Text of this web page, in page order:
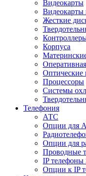
Видеокарты
Видеокарты
Жесткие
Корпуса
Оптические
Процессоры
Системы
Телефония
АТС
Опции для
Опции для
Проводные
IP телефоны
Опции к IP